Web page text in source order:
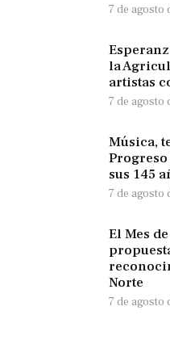
7 de agosto
la
artistas
7 de agosto
Música,
sus 145
7 de agosto
El Mes
Norte
7 de agosto